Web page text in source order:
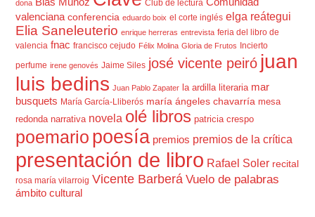
dona Club de lectura
valenciana conferencia eduardo boix el corte inglés elga reátegui
Elia Saneleuterio enrique herreras entrevista feria del libro de
valencia fnac francisco cejudo Félix Molina Gloria de Frutos Incierto
perfume irene genovés Jaime Siles josé vicente peiró juan
luis bedins Juan Pablo Zapater la ardilla literaria mar
busquets María García-Lliberós maría ángeles chavarría mesa
redonda narrativa novela olé libros patricia crespo
poemario poesía premios premios de la crítica
presentación de libro Rafael Soler recital
rosa maría vilarroig Vicente Barberá Vuelo de palabras
ámbito cultural